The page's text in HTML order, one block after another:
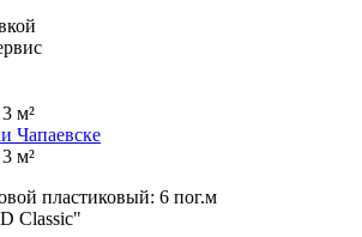
м²
м²
пластиковый: 6 пог.м
Classic"